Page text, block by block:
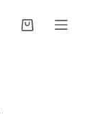
Carro